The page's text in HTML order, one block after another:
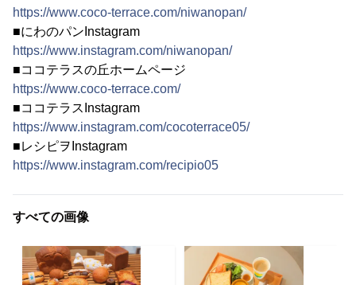
https://www.coco-terrace.com/niwanopan/
■にわのパンInstagram
https://www.instagram.com/niwanopan/
■ココテラスの丘ホームページ
https://www.coco-terrace.com/
■ココテラスInstagram
https://www.instagram.com/cocoterrace05/
■レシピヲInstagram
https://www.instagram.com/recipio05
すべての画像